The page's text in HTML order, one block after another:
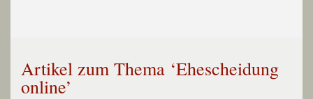
Artikel zum Thema ‘Ehescheidung
online’